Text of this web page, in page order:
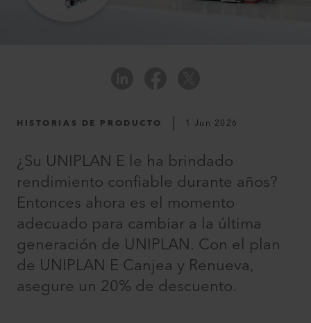
HISTORIAS DE PRODUCTO 1 Jun 2026
¿Su UNIPLAN E le ha brindado
rendimiento confiable durante años?
Entonces ahora es el momento
adecuado para cambiar a la última
generación de UNIPLAN. Con el plan
de UNIPLAN E Canjea y Renueva,
asegure un 20% de descuento.